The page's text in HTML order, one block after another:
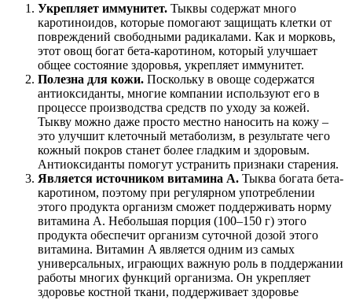
Укрепляет иммунитет. Тыквы содержат много
каротиноидов, которые помогают защищать клетки от
повреждений свободными радикалами. Как и морковь,
этот овощ богат бета-каротином, который улучшает
общее состояние здоровья, укрепляет иммунитет.
Полезна для кожи. Поскольку в овоще содержатся
антиоксиданты, многие компании используют его в
процессе производства средств по уходу за кожей.
Тыкву можно даже просто местно наносить на кожу –
это улучшит клеточный метаболизм, в результате чего
кожный покров станет более гладким и здоровым.
Антиоксиданты помогут устранить признаки старения.
Является источником витамина A. Тыква богата бета-
каротином, поэтому при регулярном употреблении
этого продукта организм сможет поддерживать норму
витамина А. Небольшая порция (100–150 г) этого
продукта обеспечит организм суточной дозой этого
витамина. Витамин A является одним из самых
универсальных, играющих важную роль в поддержании
работы многих функций организма. Он укрепляет
здоровье костной ткани, поддерживает здоровье